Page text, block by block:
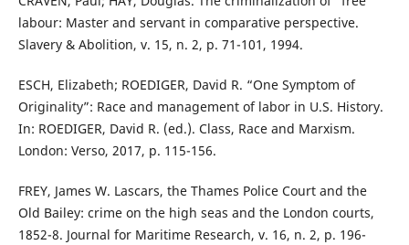
labour: Master and servant in comparative perspective.
Slavery & Abolition, v. 15, n. 2, p. 71-101, 1994.
ESCH, Elizabeth; ROEDIGER, David R. “One Symptom of
Originality”: Race and management of labor in U.S. History.
In: ROEDIGER, David R. (ed.). Class, Race and Marxism.
London: Verso, 2017, p. 115-156.
FREY, James W. Lascars, the Thames Police Court and the
Old Bailey: crime on the high seas and the London courts,
1852-8. Journal for Maritime Research, v. 16, n. 2, p. 196-